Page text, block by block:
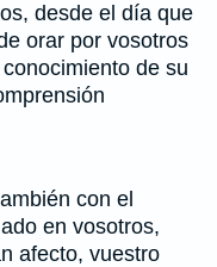
desde el día que
orar por vosotros
de su
con el
en vosotros,
afecto, vuestro